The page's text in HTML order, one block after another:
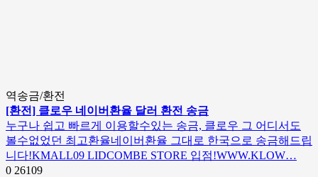
역송금/환전
[환전] 클로우 네이버환율 달러 환전 송금
누구나 쉽고 빠르게 이용할수있는 송금, 클로우 그 어디서도
볼수없었던 최고환율네이버환율 그대로 한국으로 송금해드립
니다!KMALL09 LIDCOMBE STORE 입점!WWW.KLOW…
0 26109